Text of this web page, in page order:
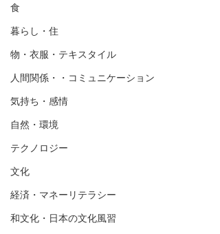
食
暮らし・住
物・衣服・テキスタイル
人間関係・・コミュニケーション
気持ち・感情
自然・環境
テクノロジー
文化
経済・マネーリテラシー
和文化・日本の文化風習